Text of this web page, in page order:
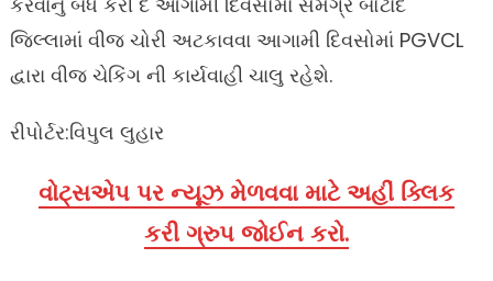
જિલ્લામાં વીજ ચોરી અટકાવવા આગામી દિવસોમાં PGVCL
દ્વારા વીજ ચેકિંગ ની કાર્યવાહી ચાલુ રહેશે.
રીપોર્ટર:વિપુલ લુહાર
વોટ્સએપ પર ન્યૂઝ મેળવવા માટે અહીં ક્લિક
કરી ગ્રુપ જોઈન કરો.